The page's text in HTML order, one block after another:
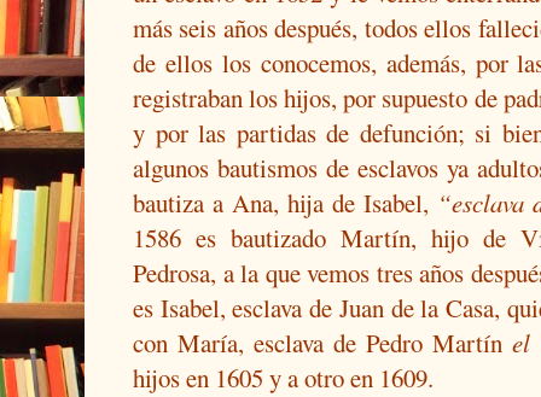
más seis años después, todos ellos
de ellos los conocemos, además, por
registraban los hijos, por supuesto de
y por las partidas de defunción; si
algunos bautismos de esclavos ya
bautiza a Ana, hija de Isabel, “esclava
1586 es bautizado Martín, hijo de
Pedrosa, a la que vemos tres años
es Isabel, esclava de Juan de la Casa,
con María, esclava de Pedro Martínel
hijos en 1605 y a otro en 1609.